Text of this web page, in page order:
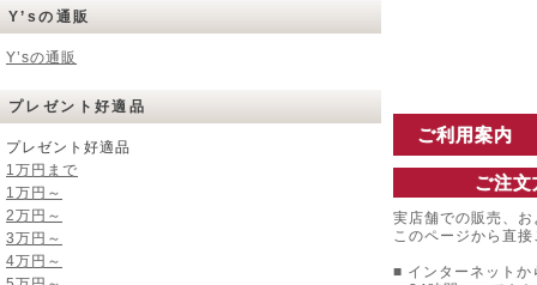
Y’sの通販
Y’sの通販
プレゼント好適品
プレゼント好適品
1万円まで
1万円～
2万円～
3万円～
4万円～
ご利用案内
ご注
実店舗での販売、
このページから直
■ インターネットか